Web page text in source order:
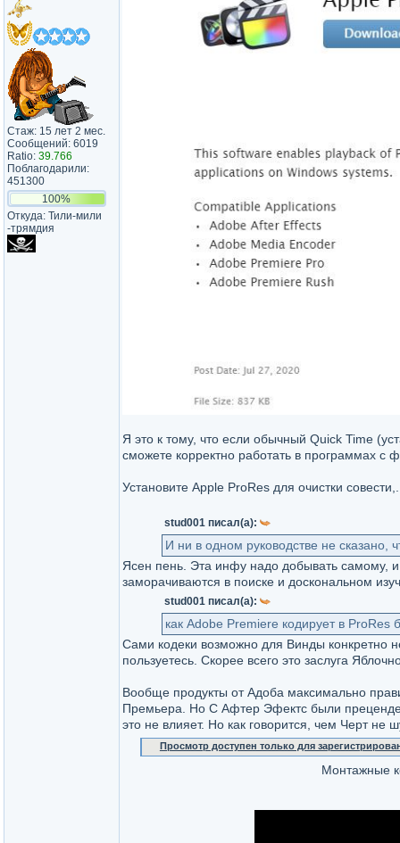
Стаж: 15 лет 2 мес.
Сообщений: 6019
Ratio: 39.766
Поблагодарили:
451300
100%
Откуда: Тили-мили​
-трямдия​
Я это к тому, что если обычный Quick Time
сможете корректно работать в программах
Установите Apple ProRes для очистки
stud001 писал(а):
И ни в одном руководстве не сказано,
Ясен пень. Эта инфу надо добывать самому,
заморачиваются в поиске и доскональном
stud001 писал(а):
как Adobe Premiere кодирует в ProRes
Сами кодеки возможно для Винды конкретно
пользуетесь. Скорее всего это заслуга
Вообще продукты от Адоба максимально
Премьера. Но С Афтер Эфектс были
это не влияет. Но как говорится, чем Черт не
Просмотр доступен только для
Монтажные